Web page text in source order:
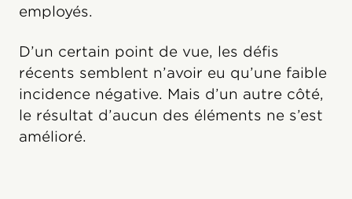
employés.
D’un certain point de vue, les défis
récents semblent n’avoir eu qu’une faible
incidence négative. Mais d’un autre côté,
le résultat d’aucun des éléments ne s’est
amélioré.